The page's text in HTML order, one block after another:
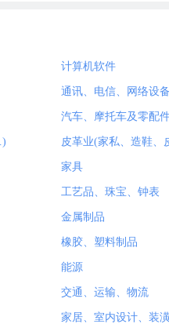
计算机软件
通讯、电信、网络设
汽车、摩托车及零配
皮革业(家私、造鞋
家具
工艺品、珠宝、钟表
金属制品
橡胶、塑料制品
能源
交通、运输、物流
家居、室内设计、装